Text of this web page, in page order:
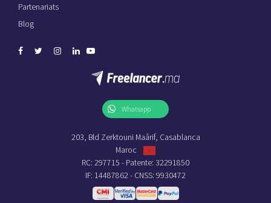
Partenariats
Blog
Whatsapp
203, Bld Zerktouni Maârif, Casablanca
Maroc
RC: 297715 - Patente: 32291850
IF: 14487862 - CNSS: 9930472